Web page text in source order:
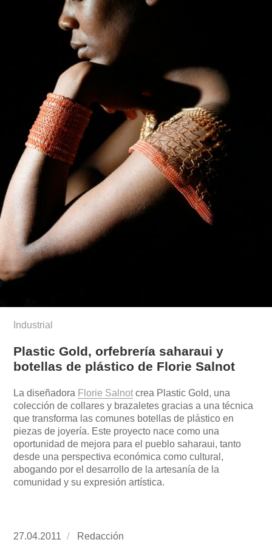
Industrial
Plastic Gold, orfebrería saharaui y
botellas de plástico de Florie Salnot
La diseñadora Florie Salnot crea Plastic Gold, una
colección de collares y brazaletes gracias a una técnica
que transforma las comunes botellas de plástico en
piezas de joyería. Este proyecto nace como una
oportunidad de mejora para el pueblo saharaui, tanto
desde una perspectiva económica como cultural,
abogando por el desarrollo de la artesanía de la
comunidad y su expresión artística.
Publicado
27.04.2011 https://www.experimenta.es/author/redaccion/
Redacción